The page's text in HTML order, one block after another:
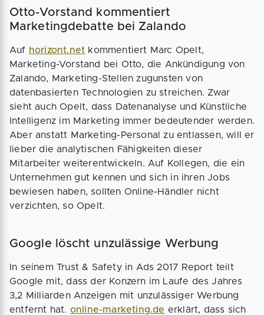
Otto-Vorstand kommentiert
Marketingdebatte bei Zalando
Auf horizont.net kommentiert Marc Opelt,
Marketing-Vorstand bei Otto, die Ankündigung von
Zalando, Marketing-Stellen zugunsten von
datenbasierten Technologien zu streichen. Zwar
sieht auch Opelt, dass Datenanalyse und Künstliche
Intelligenz im Marketing immer bedeutender werden.
Aber anstatt Marketing-Personal zu entlassen, will er
lieber die analytischen Fähigkeiten dieser
Mitarbeiter weiterentwickeln. Auf Kollegen, die ein
Unternehmen gut kennen und sich in ihren Jobs
bewiesen haben, sollten Online-Händler nicht
verzichten, so Opelt.
Google löscht unzulässige Werbung
In seinem Trust & Safety in Ads 2017 Report teilt
Google mit, dass der Konzern im Laufe des Jahres
3,2 Milliarden Anzeigen mit unzulässiger Werbung
entfernt hat. online-marketing.de erklärt, dass sich